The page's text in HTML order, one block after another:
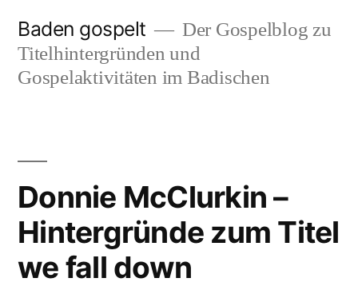
Inhalt
springen
Baden gospelt
Der Gospelblog zu
Titelhintergründen und
Gospelaktivitäten im Badischen
Donnie McClurkin –
Hintergründe zum Titel
we fall down